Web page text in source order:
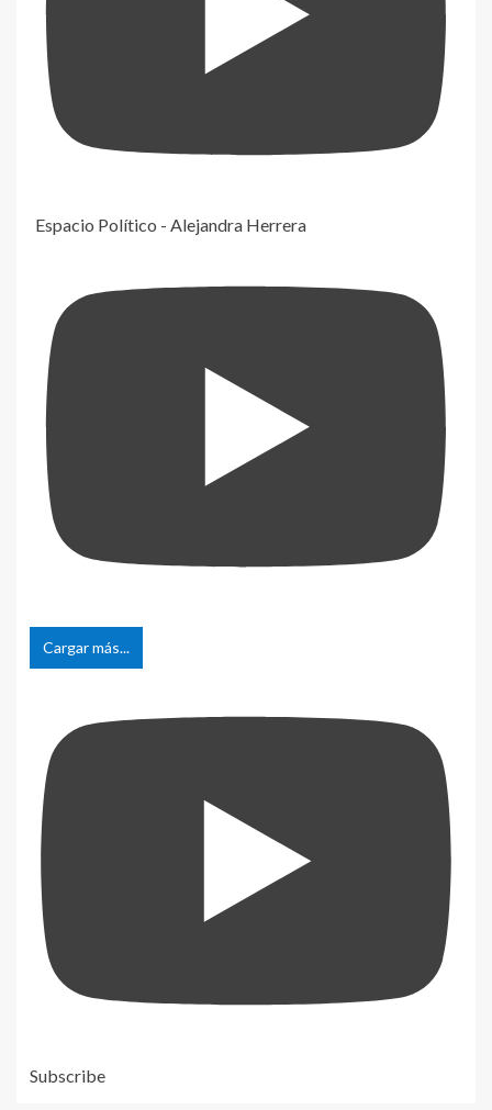
Espacio Político - Alejandra Herrera
Cargar más...
Subscribe